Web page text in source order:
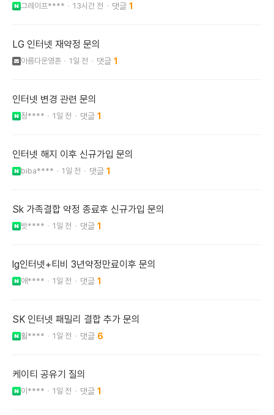
그레이프**** 13시간 전 1
LG 인터넷 재약정 문의
아름다운영혼 1일 전 1
인터넷 변경 관련 문의
정**** 1일 전 1
인터넷 해지 이후 신규가입 문의
biba**** 1일 전 1
Sk 가족결합 약정 종료후 신규가입 문의
밧**** 1일 전 1
lg인터넷+티비 3년약정만료이후 문의
애**** 1일 전 1
SK 인터넷 패밀리 결합 추가 문의
휠**** 1일 전 6
케이티 공유기 질의
이**** 1일 전 1